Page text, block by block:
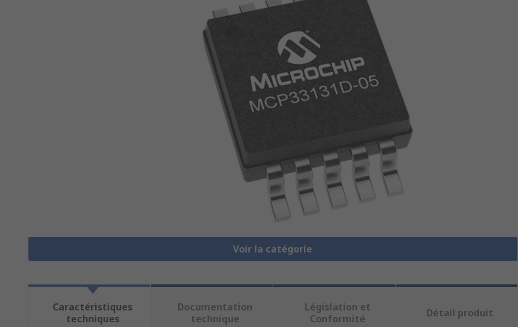
Voir la catégorie
Caractéristiques
techniques
Documentation
technique
Législation et
Conformité
Détail produit